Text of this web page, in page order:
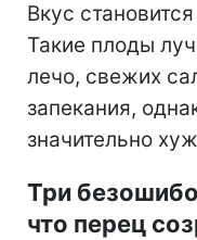
Вкус
Такие плоды
лечо, свежих
запекания,
значительно
Три
что перец